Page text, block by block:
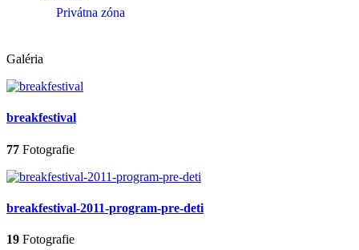
Privátna zóna
Galéria
breakfestival
77 Fotografie
breakfestival-2011-program-pre-deti
19 Fotografie